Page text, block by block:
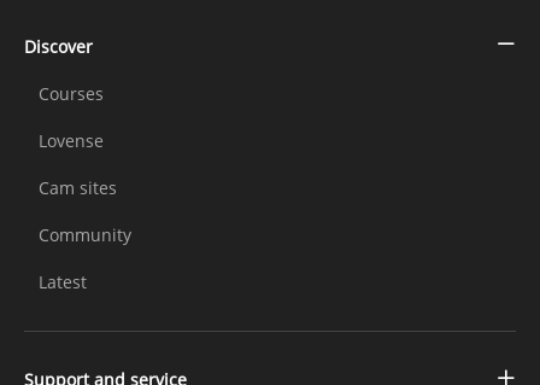
Discover
Courses
Lovense
Cam sites
Community
Latest
Support and service